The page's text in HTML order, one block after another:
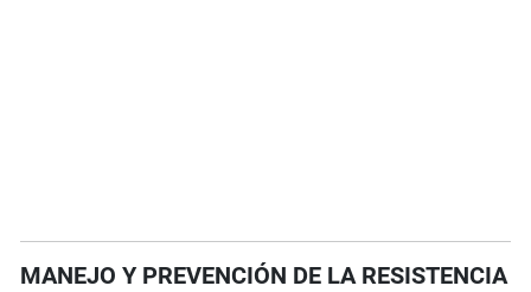
MANEJO Y PREVENCIÓN DE LA RESISTENCIA